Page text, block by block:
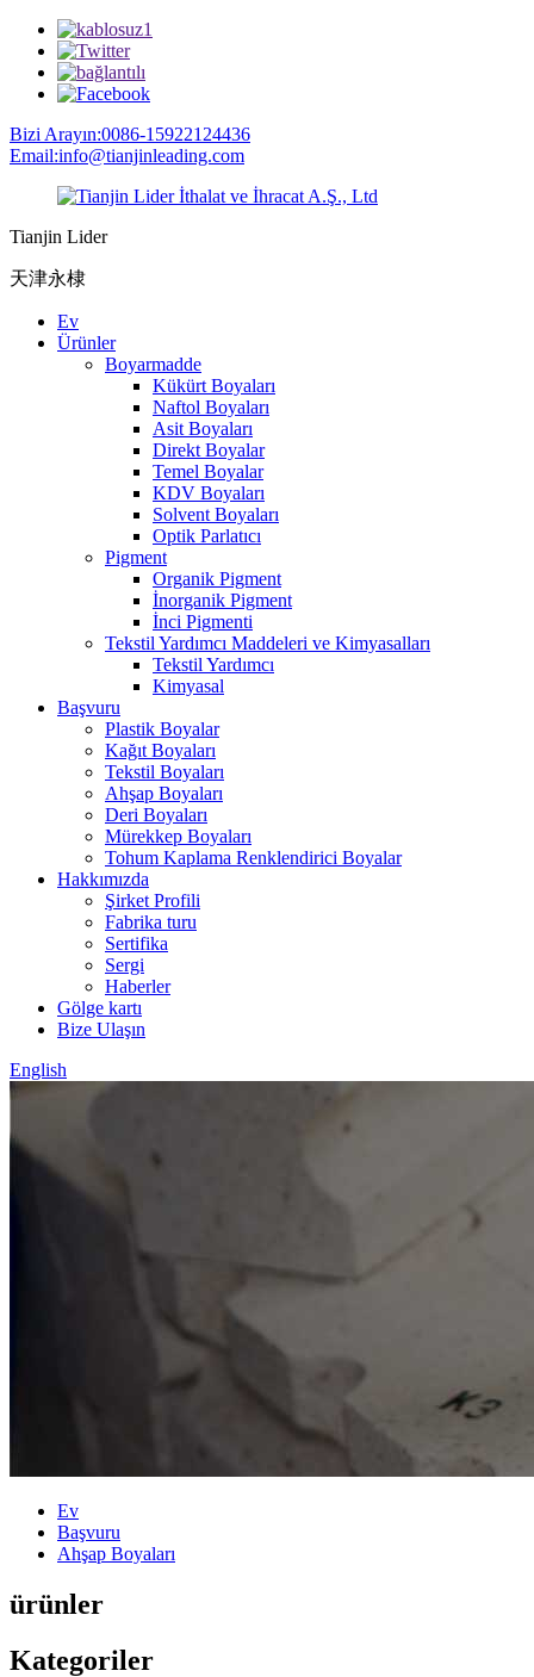
Bizi Arayın:0086-15922124436
Email:info@tianjinleading.com
Tianjin Lider
天津永棣
Ev
Ürünler
Boyarmadde
Kükürt Boyaları
Naftol Boyaları
Asit Boyaları
Direkt Boyalar
Temel Boyalar
KDV Boyaları
Solvent Boyaları
Optik Parlatıcı
Pigment
Organik Pigment
İnorganik Pigment
İnci Pigmenti
Tekstil Yardımcı Maddeleri ve Kimyasalları
Tekstil Yardımcı
Kimyasal
Başvuru
Plastik Boyalar
Kağıt Boyaları
Tekstil Boyaları
Ahşap Boyaları
Deri Boyaları
Mürekkep Boyaları
Tohum Kaplama Renklendirici Boyalar
Hakkımızda
Şirket Profili
Fabrika turu
Sertifika
Sergi
Haberler
Gölge kartı
Bize Ulaşın
English
Ev
Başvuru
Ahşap Boyaları
ürünler
Kategoriler